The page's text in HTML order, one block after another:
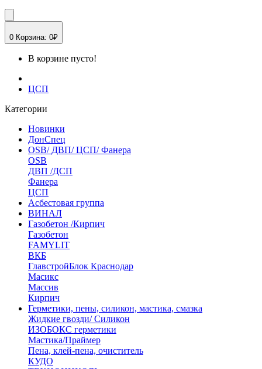
0 Корзина: 0₽
В корзине пусто!
ЦСП
Категории
Новинки
ДонСпец
OSB/ ДВП/ ЦСП/ Фанера
OSB
ДВП /ДСП
Фанера
ЦСП
Асбестовая группа
ВИНАЛ
Газобетон /Кирпич
Газобетон
FAMYLIT
ВКБ
ГлавстройБлок Краснодар
Масикс
Массив
Кирпич
Герметики, пены, силикон, мастика, смазка
Жидкие гвозди/ Силикон
ИЗОБОКС герметики
Мастика/Праймер
Пена, клей-пена, очиститель
КУДО